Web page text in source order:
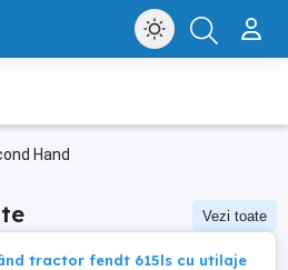
Hand
Vezi toate
tractor fendt 615ls cu utilaje